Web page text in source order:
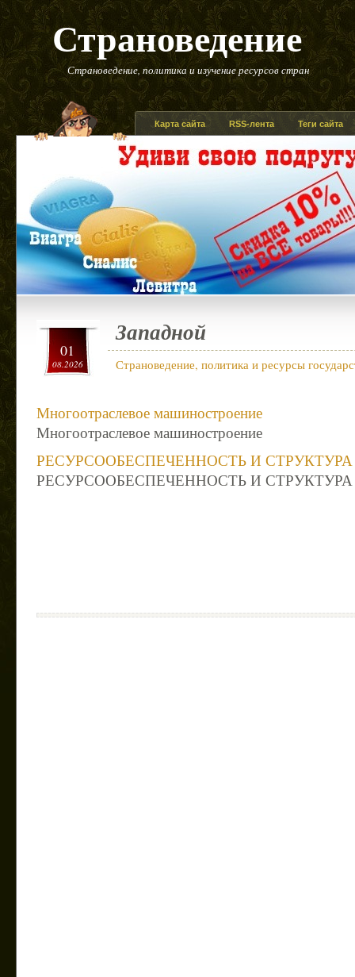
Страноведение
Страноведение, политика и изучение ресурсов стран
Карта сайта RSS-лента Теги сайта
01
08.2026
Западной
Страноведение, политика и ресурсы
Многоотраслевое машиностроение
Многоотраслевое машиностроение
РЕСУРСООБЕСПЕЧЕННОСТЬ И
РЕСУРСООБЕСПЕЧЕННОСТЬ И